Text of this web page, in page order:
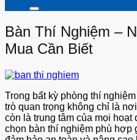
Bàn Thí Nghiệm –
Mua Cần Biết
Trong bất kỳ phòng thí
trò quan trọng không chỉ là
còn là trung tâm của mọi
chọn bàn thí nghiệm phù hợp